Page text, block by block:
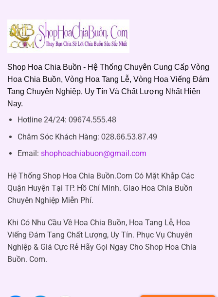
Shop Hoa Chia Buồn - Hệ Thống Chuyên Cung Cấp Vòng
Hoa Chia Buồn, Vòng Hoa Tang Lễ, Vòng Hoa Viếng Đám
Tang Chuyên Nghiệp, Uy Tín Và Chất Lượng Nhất Hiện
Nay.
Hotline 24/24: 09674.555.48
Chăm Sóc Khách Hàng: 028.66.53.87.49
Email: shophoachiabuon@gmail.com
Hệ Thống Shop Hoa Chia Buồn.Com Có Mặt Khắp Các
Quận Huyện Tại TP. Hồ Chí Minh. Giao Hoa Chia Buồn
Chuyên Nghiệp Miễn Phí.
Khi Có Nhu Cầu Về Hoa Chia Buồn, Hoa Tang Lễ, Hoa
Viếng Đám Tang Chất Lượng, Uy Tín. Phục Vụ Chuyên
Nghiệp & Giá Cực Rẻ Hãy Gọi Ngay Cho Shop Hoa Chia
Buồn. Com.